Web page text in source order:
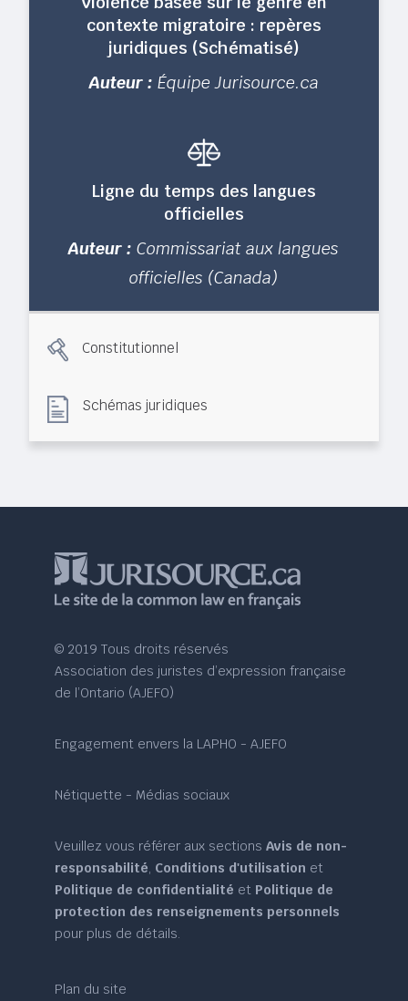
contexte migratoire : repères
juridiques (Schématisé)
Auteur : Équipe Jurisource.ca
Ligne du temps des langues
officielles
Auteur : Commissariat aux langues
officielles (Canada)
Constitutionnel
Schémas juridiques
© 2019 Tous droits réservés
Association des juristes d’expression française
de l’Ontario (AJEFO)
Engagement envers la LAPHO - AJEFO
Nétiquette - Médias sociaux
Veuillez vous référer aux sectionsAvis de non-
responsabilité, Conditions d'utilisation et
Politique de confidentialité et Politique de
protection des renseignements personnels
pour plus de détails.
Plan du site